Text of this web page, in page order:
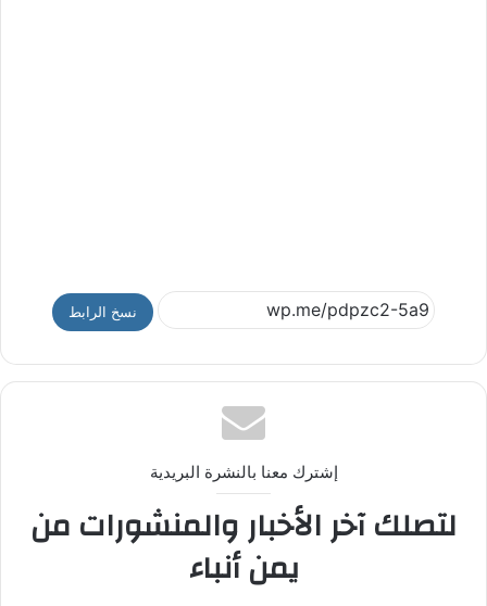
نسخ الرابط
إشترك معنا بالنشرة البريدية
لتصلك آخر الأخبار والمنشورات من
يمن أنباء